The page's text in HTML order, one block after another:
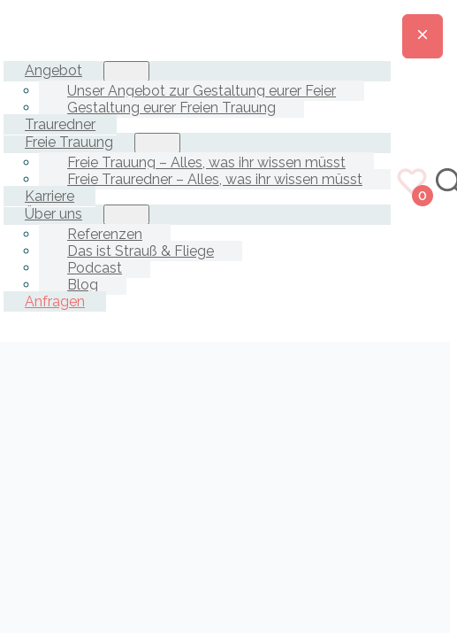
Angebot
Unser Angebot zur Gestaltung eurer Feier
Gestaltung eurer Freien Trauung
Trauredner
Freie Trauung
Freie Trauung – Alles, was ihr wissen müsst
Freie Trauredner – Alles, was ihr wissen müsst
Karriere
Über uns
Referenzen
Das ist Strauß & Fliege
Podcast
Blog
Anfragen
0